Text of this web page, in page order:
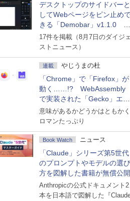
デスクトップのサイドバーと
してWebページをピン止め
きる「Demobar」v1.1.0 ほ
か
17件を掲載（8月7日のダイジェ
ストニュース）
連載 やじうまの杜
「Chrome」で「Firefox」が
動く……!? WebAssembly
で実装された「Gecko」エン
ジン
意味があるかどうかはともかく
ロマンたっぷり
Book Watch ニュース
「Claude」シリーズ第5世代
のプロンプトやモデルの選び
方を図解した書籍が無償公開
Anthropicの公式ドキュメント2
本を日本語で図解した『